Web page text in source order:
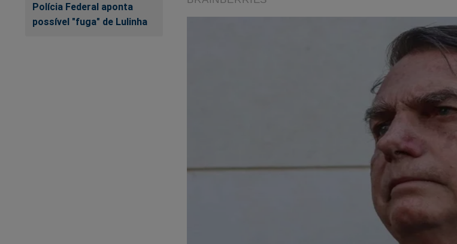
Polícia Federal aponta
possível "fuga" de Lulinha